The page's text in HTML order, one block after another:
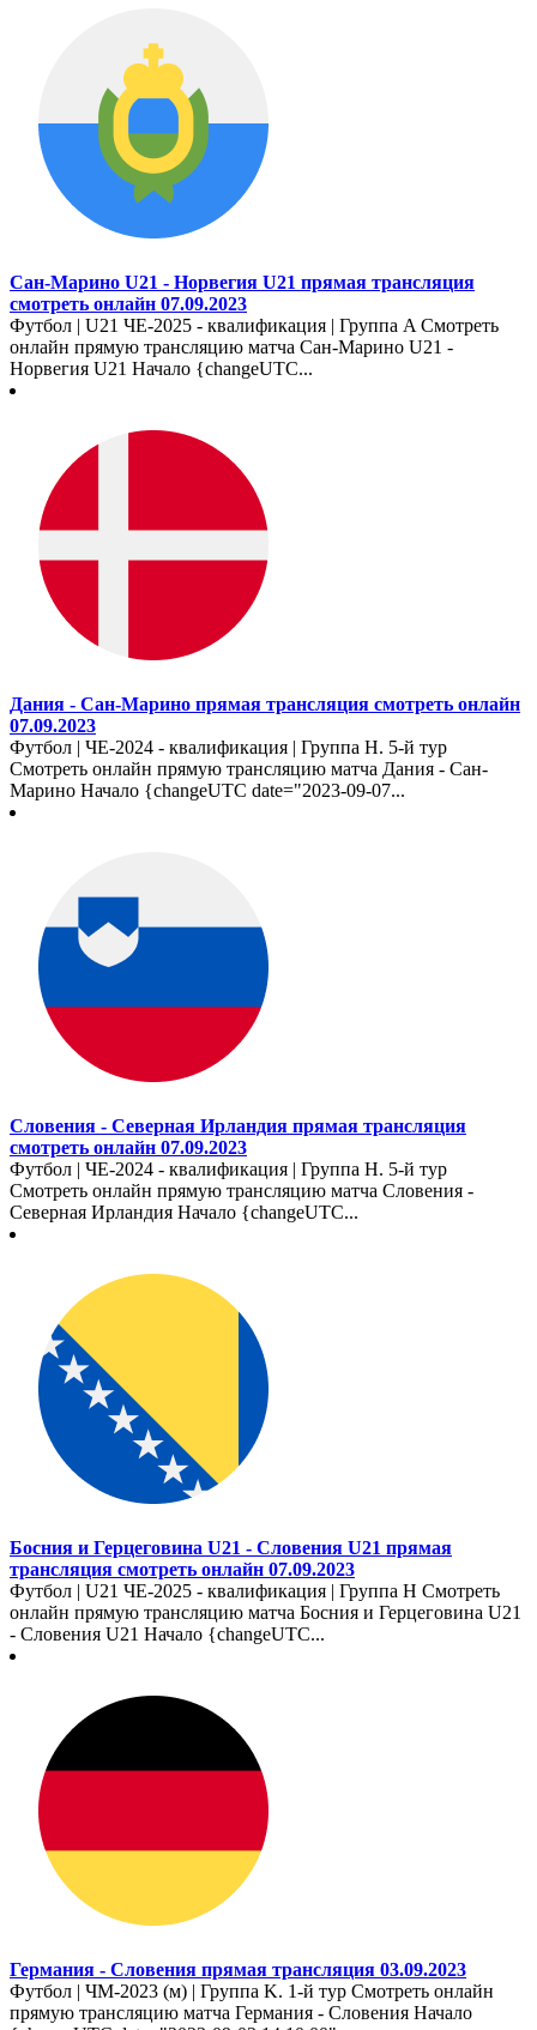
Сан-Марино U21 - Норвегия U21 прямая трансляция
смотреть онлайн 07.09.2023
Футбол | U21 ЧЕ-2025 - квалификация | Группа A Смотреть
онлайн прямую трансляцию матча Сан-Марино U21 -
Норвегия U21 Начало {changeUTC...
Дания - Сан-Марино прямая трансляция смотреть онлайн
07.09.2023
Футбол | ЧЕ-2024 - квалификация | Группа H. 5-й тур
Смотреть онлайн прямую трансляцию матча Дания - Сан-
Марино Начало {changeUTC date="2023-09-07...
Словения - Северная Ирландия прямая трансляция
смотреть онлайн 07.09.2023
Футбол | ЧЕ-2024 - квалификация | Группа H. 5-й тур
Смотреть онлайн прямую трансляцию матча Словения -
Северная Ирландия Начало {changeUTC...
Босния и Герцеговина U21 - Словения U21 прямая
трансляция смотреть онлайн 07.09.2023
Футбол | U21 ЧЕ-2025 - квалификация | Группа H Смотреть
онлайн прямую трансляцию матча Босния и Герцеговина U21
- Словения U21 Начало {changeUTC...
Германия - Словения прямая трансляция 03.09.2023
Футбол | ЧМ-2023 (м) | Группа K. 1-й тур Смотреть онлайн
прямую трансляцию матча Германия - Словения Начало